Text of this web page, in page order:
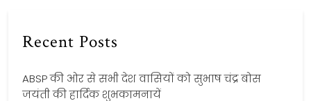
Recent Posts
ABSP की ओर से सभी देश वासियों को सुभाष चंद्र बोस
जयंती की हार्दिक शुभकामनायें